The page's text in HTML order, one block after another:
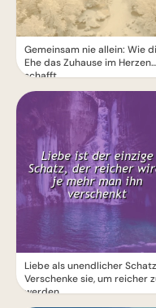
Gemeinsam nie allein: Wie
Ehe das Zuhause im Herzen
schafft
Liebe als unendlicher
Verschenke sie, um reicher
werden